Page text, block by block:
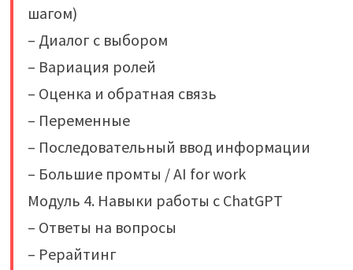
шагом)
– Диалог с выбором
– Вариация ролей
– Оценка и обратная связь
– Переменные
– Последовательный ввод информации
– Большие промты / AI for work
Модуль 4. Навыки работы с ChatGPT
– Ответы на вопросы
– Рерайтинг